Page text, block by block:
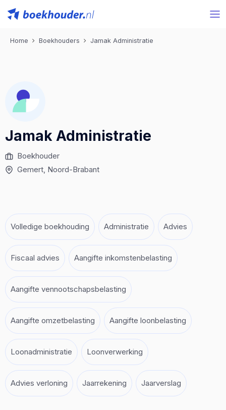
Home Boekhouders Jamak Administratie
Jamak Administratie
Boekhouder
Gemert, Noord-Brabant
Volledige boekhouding Administratie Advies
Fiscaal advies Aangifte inkomstenbelasting
Aangifte vennootschapsbelasting
Aangifte omzetbelasting Aangifte loonbelasting
Loonadministratie Loonverwerking
Advies verloning Jaarrekening Jaarverslag